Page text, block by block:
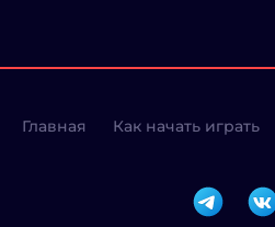
Главная Как начать играть